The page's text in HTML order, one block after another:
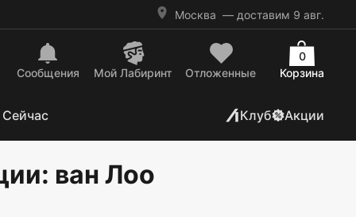
Москва — доставим 9 авг.
Сообщения Mой Лабиринт Отложенные Корзина
0
Клуб Акции
: ван Лоо